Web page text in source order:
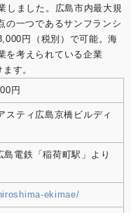
嫌われるNG行動はこ
ィスやコワーキングス
オフィス” “シェアオフィ
を選んだらいいの？ 〜ナ
聞いてみた 複業人事戦略
？多様な働き方が生む効
年部主催) 起業を目指す
社内勉強会レポート ス
Yahoo知恵袋 法人カー
1
しました。広島市内最大規
の一つであるサンフランシ
円（税別）で可能。海
を考えられている企業
す。
円
スティ広島京橋ビルディ
島電鉄「稲荷町駅」より
ekimae/